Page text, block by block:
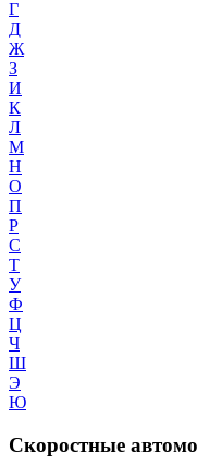
Г
Д
Ж
З
И
К
Л
М
Н
О
П
Р
С
Т
У
Ф
Ц
Ч
Ш
Э
Ю
Скоростные